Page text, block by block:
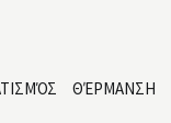
ΘΈΡΜΑΝΣΗ